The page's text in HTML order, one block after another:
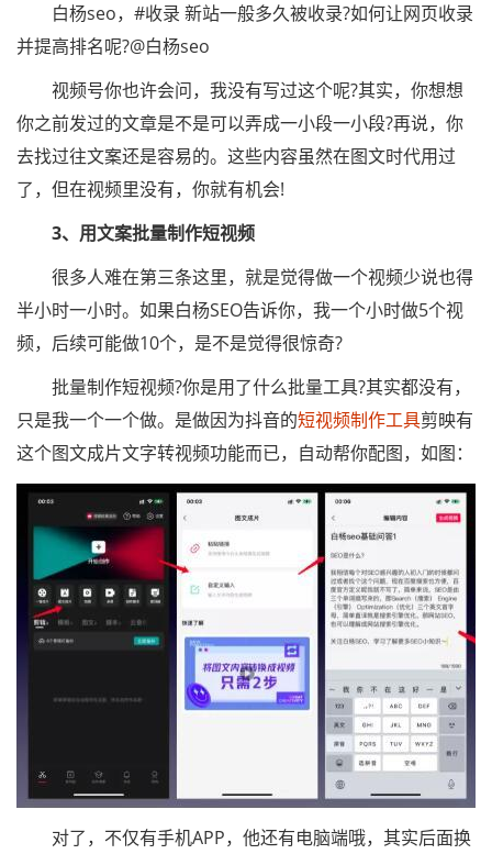
白杨seo，#收录 新站一般多久被收录?如何让网页收录
并提高排名呢?@白杨seo
视频号你也许会问，我没有写过这个呢?其实，你想想
你之前发过的文章是不是可以弄成一小段一小段?再说，你
去找过往文案还是容易的。这些内容虽然在图文时代用过
了，但在视频里没有，你就有机会!
3、用文案批量制作短视频
很多人难在第三条这里，就是觉得做一个视频少说也得
半小时一小时。如果白杨SEO告诉你，我一个小时做5个视
频，后续可能做10个，是不是觉得很惊奇?
批量制作短视频?你是用了什么批量工具?其实都没有，
只是我一个一个做。是做因为抖音的短视频制作工具剪映有
这个图文成片文字转视频功能而已，自动帮你配图，如图：
对了，不仅有手机APP，他还有电脑端哦，其实后面换